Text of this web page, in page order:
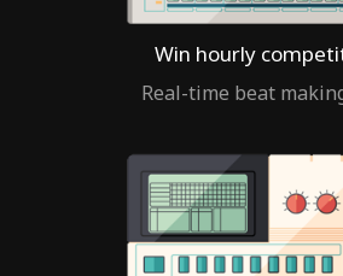
Win hourly
Real-time beat